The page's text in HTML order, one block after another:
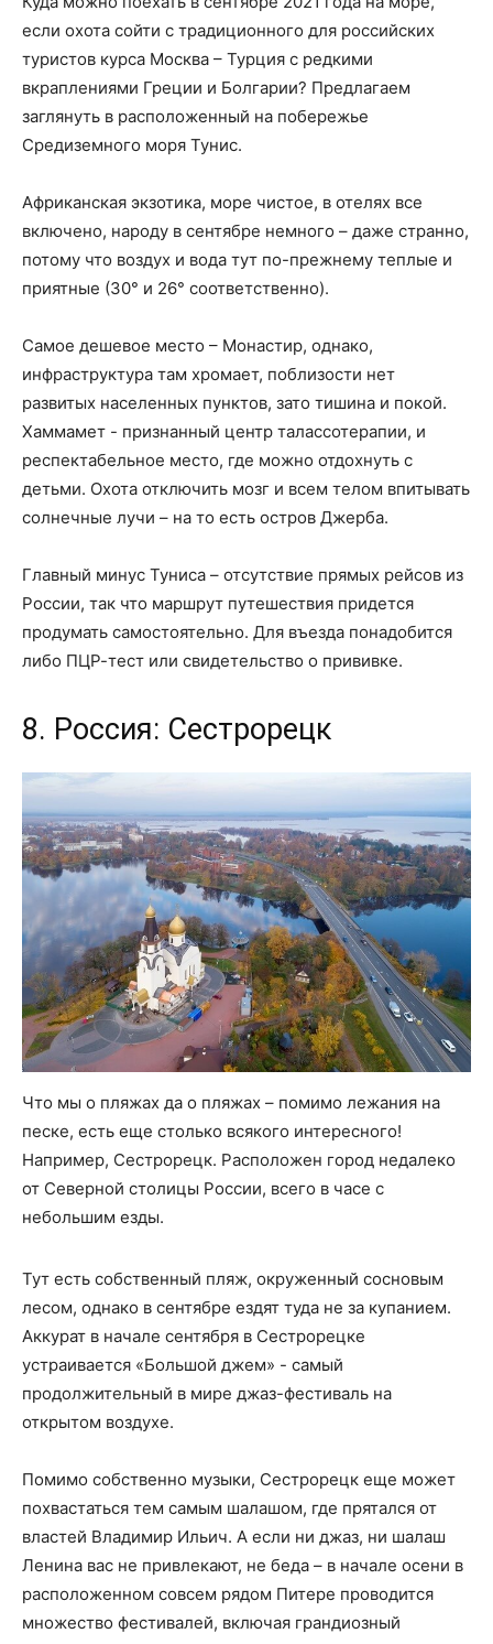
если охота сойти с традиционного для российских
туристов курса Москва – Турция с редкими
вкраплениями Греции и Болгарии? Предлагаем
заглянуть в расположенный на побережье
Средиземного моря Тунис.
Африканская экзотика, море чистое, в отелях все
включено, народу в сентябре немного – даже странно,
потому что воздух и вода тут по-прежнему теплые и
приятные (30° и 26° соответственно).
Самое дешевое место – Монастир, однако,
инфраструктура там хромает, поблизости нет
развитых населенных пунктов, зато тишина и покой.
Хаммамет - признанный центр талассотерапии, и
респектабельное место, где можно отдохнуть с
детьми. Охота отключить мозг и всем телом впитывать
солнечные лучи – на то есть остров Джерба.
Главный минус Туниса – отсутствие прямых рейсов из
России, так что маршрут путешествия придется
продумать самостоятельно. Для въезда понадобится
либо ПЦР-тест или свидетельство о прививке.
8. Россия: Сестрорецк
Что мы о пляжах да о пляжах – помимо лежания на
песке, есть еще столько всякого интересного!
Например, Сестрорецк. Расположен город недалеко
от Северной столицы России, всего в часе с
небольшим езды.
Тут есть собственный пляж, окруженный сосновым
лесом, однако в сентябре ездят туда не за купанием.
Аккурат в начале сентября в Сестрорецке
устраивается «Большой джем» - самый
продолжительный в мире джаз-фестиваль на
открытом воздухе.
Помимо собственно музыки, Сестрорецк еще может
похвастаться тем самым шалашом, где прятался от
властей Владимир Ильич. А если ни джаз, ни шалаш
Ленина вас не привлекают, не беда – в начале осени в
расположенном совсем рядом Питере проводится
множество фестивалей, включая грандиозный